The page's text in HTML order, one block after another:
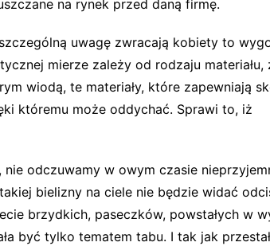
na rynek przed daną firmę.
uwagę zwracają kobiety to
mierze zależy od rodzaju materiału,
wiodą, te materiały, które zapewniają
któremu może oddychać. Sprawi to, iż
nie odczuwamy w owym czasie
bielizny na ciele nie będzie widać
brzydkich, paseczków, powstałych w
być tylko tematem tabu. I tak jak